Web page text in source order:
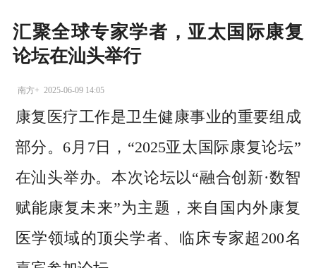
汇聚全球专家学者，亚太国际康复
论坛在汕头举行
南方+ 2025-06-09 14:05
康复医疗工作是卫生健康事业的重要组成
部分。6月7日，“2025亚太国际康复论坛”
在汕头举办。本次论坛以“融合创新·数智
赋能康复未来”为主题，来自国内外康复
医学领域的顶尖学者、临床专家超200名